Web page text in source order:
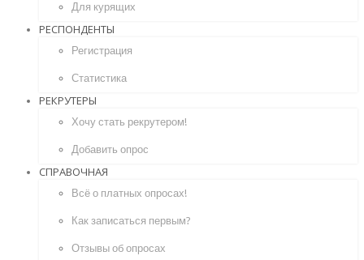
Для курящих
РЕСПОНДЕНТЫ
Регистрация
Статистика
РЕКРУТЕРЫ
Хочу стать рекрутером!
Добавить опрос
СПРАВОЧНАЯ
Всё о платных опросах!
Как записаться первым?
Отзывы об опросах